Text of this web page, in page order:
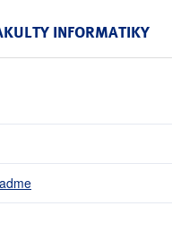
INFORMATIKY